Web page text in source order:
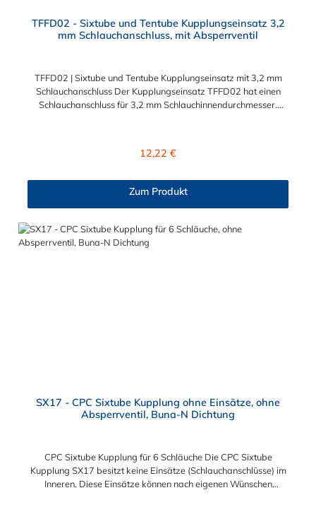
TFFD02 - Sixtube und Tentube Kupplungseinsatz 3,2
mm Schlauchanschluss, mit Absperrventil
TFFD02 | Sixtube und Tentube Kupplungseinsatz mit 3,2 mm
Schlauchanschluss Der Kupplungseinsatz TFFD02 hat einen
Schlauchanschluss für 3,2 mm Schlauchinnendurchmesser.
Regulärer Preis:
12,22 €
Zum Produkt
SX17 - CPC Sixtube Kupplung ohne Einsätze, ohne
Absperrventil, Buna-N Dichtung
CPC Sixtube Kupplung für 6 Schläuche Die CPC Sixtube
Kupplung SX17 besitzt keine Einsätze (Schlauchanschlüsse) im
Inneren. Diese Einsätze können nach eigenen Wünschen